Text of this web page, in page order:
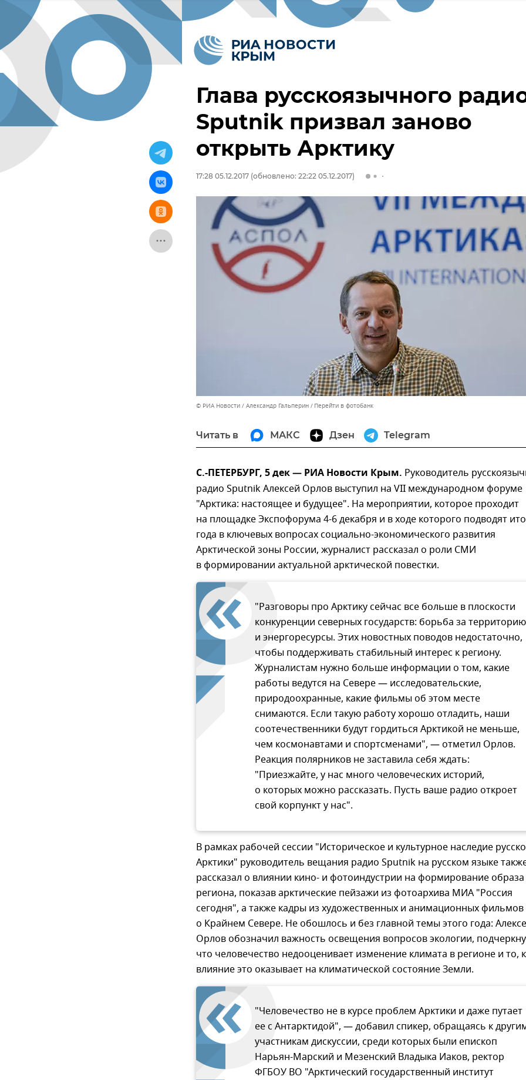
Глава русскоязычного
Sputnik призвал заново
открыть Арктику
17:28 05.12.2017 (обновлено: 22:22 05.12.2017)
© РИА Новости / Александр Гальперин Перейти в фотобанк
Читать в МАКС Дзен Telegram
С.-ПЕТЕРБУРГ, 5 дек — РИА Новости Крым. Руководитель
радио Sputnik Алексей Орлов выступил на VII международном форуме
"Арктика: настоящее и будущее". На мероприятии, которое проходит
на площадке Экспофорума 4-6 декабря и в ходе которого подводят
года в ключевых вопросах социально-экономического развития
Арктической зоны России, журналист рассказал о роли СМИ
в формировании актуальной арктической повестки.
"Разговоры про Арктику сейчас все больше в плоскости
конкуренции северных государств: борьба за территорию
и энергоресурсы. Этих новостных поводов недостаточно,
чтобы поддерживать стабильный интерес к региону.
Журналистам нужно больше информации о том, какие
работы ведутся на Севере — исследовательские,
природоохранные, какие фильмы об этом месте
снимаются. Если такую работу хорошо отладить, наши
соотечественники будут гордиться Арктикой не меньше,
чем космонавтами и спортсменами", — отметил Орлов.
Реакция полярников не заставила себя ждать:
"Приезжайте, у нас много человеческих историй,
о которых можно рассказать. Пусть ваше радио откроет
свой корпункт у нас".
В рамках рабочей сессии "Историческое и культурное наследие
Арктики" руководитель вещания радио Sputnik на русском языке
рассказал о влиянии кино- и фотоиндустрии на формирование образа
региона, показав арктические пейзажи из фотоархива МИА "Россия
сегодня", а также кадры из художественных и анимационных фильмов
о Крайнем Севере. Не обошлось и без главной темы этого года:
Орлов обозначил важность освещения вопросов экологии,
что человечество недооценивает изменение климата в регионе и то,
влияние это оказывает на климатической состояние Земли.
"Человечество не в курсе проблем Арктики и даже путает
ее с Антарктидой", — добавил спикер, обращаясь к
участникам дискуссии, среди которых были епископ
Нарьян-Марский и Мезенский Владыка Иаков, ректор
ФГБОУ ВО "Арктический государственный институт